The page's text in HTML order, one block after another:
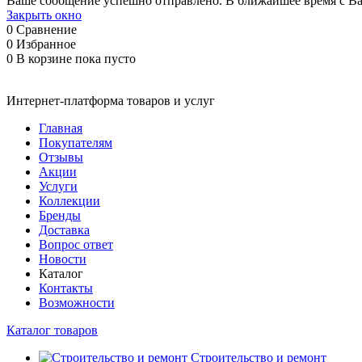
Закрыть окно
0 Сравнение
0 Избранное
0 В корзине пока пусто
Интернет-платформа товаров и услуг
Главная
Покупателям
Отзывы
Акции
Услуги
Коллекции
Бренды
Доставка
Вопрос ответ
Новости
Каталог
Контакты
Возможности
Каталог товаров
Строительство и ремонт